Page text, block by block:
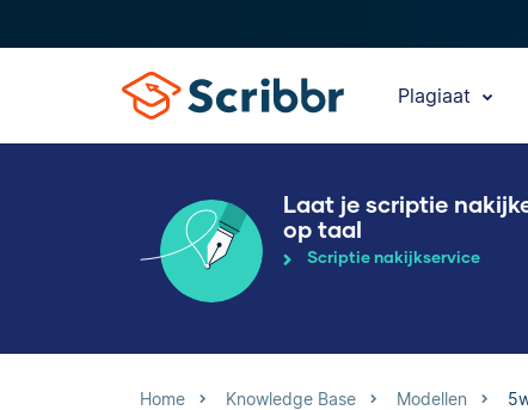
Plagiaat
Laat je scriptie
op taal
Scriptie nakijkservice
Home Knowledge Base Modellen